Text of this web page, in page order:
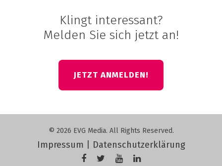
Klingt interessant?
Melden Sie sich jetzt an!
JETZT ANMELDEN!
© 2026 EVG Media. All Rights Reserved.
Impressum Datenschutzerklärung